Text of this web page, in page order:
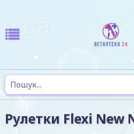
Рулетки Flexi New